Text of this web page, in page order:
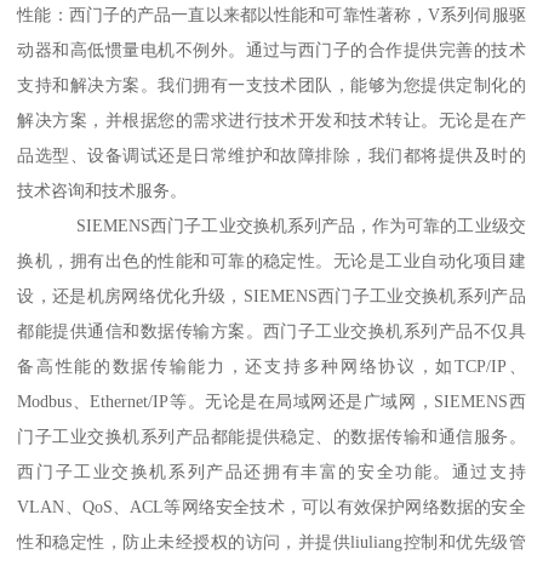
性能：西门子的产品一直以来都以性能和可靠性著称，V系列伺服驱
动器和高低惯量电机不例外。通过与西门子的合作提供完善的技术
支持和解决方案。我们拥有一支技术团队，能够为您提供定制化的
解决方案，并根据您的需求进行技术开发和技术转让。无论是在产
品选型、设备调试还是日常维护和故障排除，我们都将提供及时的
技术咨询和技术服务。
SIEMENS西门子工业交换机系列产品，作为可靠的工业级交
换机，拥有出色的性能和可靠的稳定性。无论是工业自动化项目建
设，还是机房网络优化升级，SIEMENS西门子工业交换机系列产品
都能提供通信和数据传输方案。西门子工业交换机系列产品不仅具
备高性能的数据传输能力，还支持多种网络协议，如TCP/IP、
Modbus、Ethernet/IP等。无论是在局域网还是广域网，SIEMENS西
门子工业交换机系列产品都能提供稳定、的数据传输和通信服务。
西门子工业交换机系列产品还拥有丰富的安全功能。通过支持
VLAN、QoS、ACL等网络安全技术，可以有效保护网络数据的安全
性和稳定性，防止未经授权的访问，并提供liuliang控制和优先级管